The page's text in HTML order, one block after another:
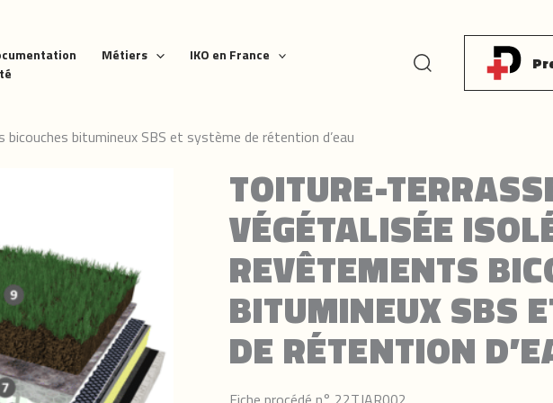
Métiers
IKO en France
Rechercher
bitumineux SBS et système de rétention d’eau
TOITURE-
VÉGÉTALISÉE
REVÊTEMENTS
BITUMINEUX SBS
DE RÉTENTION